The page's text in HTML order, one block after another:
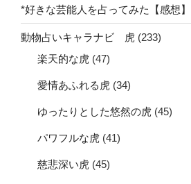
*好きな芸能人を占ってみた【感想】
動物占いキャラナビ 虎 (233)
楽天的な虎 (47)
愛情あふれる虎 (34)
ゆったりとした悠然の虎 (45)
パワフルな虎 (41)
慈悲深い虎 (45)